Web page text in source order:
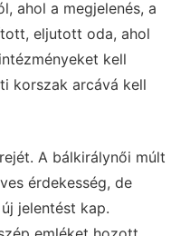
ahol a megjelenés, a
eljutott oda, ahol
kell
korszak arcává kell
A bálkirálynői múlt
érdekesség, de
jelentést kap.